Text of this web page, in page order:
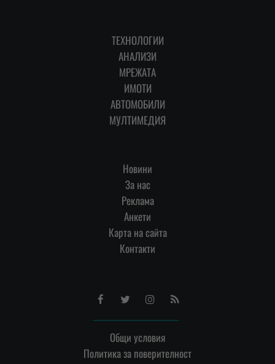
ТЕХНОЛОГИИ
АНАЛИЗИ
МРЕЖАТА
ИМОТИ
АВТОМОБИЛИ
МУЛТИМЕДИЯ
Новини
За нас
Реклама
Анкети
Карта на сайта
Контакти
FacebookTwitterInstagram
RSS
Общи условия
Политика за поверителност